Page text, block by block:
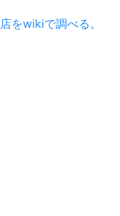
をwikiで調べる。